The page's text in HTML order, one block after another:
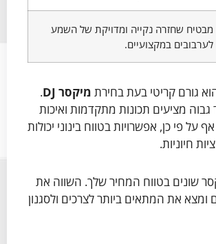
מבטיח שחזרה נקייה ומדויקת של השמע
לערבובים במקצועיים.
גורם קריטי בעת בחירת מיקסר DJ
.
מציעים תכונות מתקדמות ואיכות
על פי כן, אפשרויות בטווח בינוני יכולות
חיוניות.
שונים בטווח המחיר שלך. השווה את
את המתאים ביותר לצרכים ולסגנון